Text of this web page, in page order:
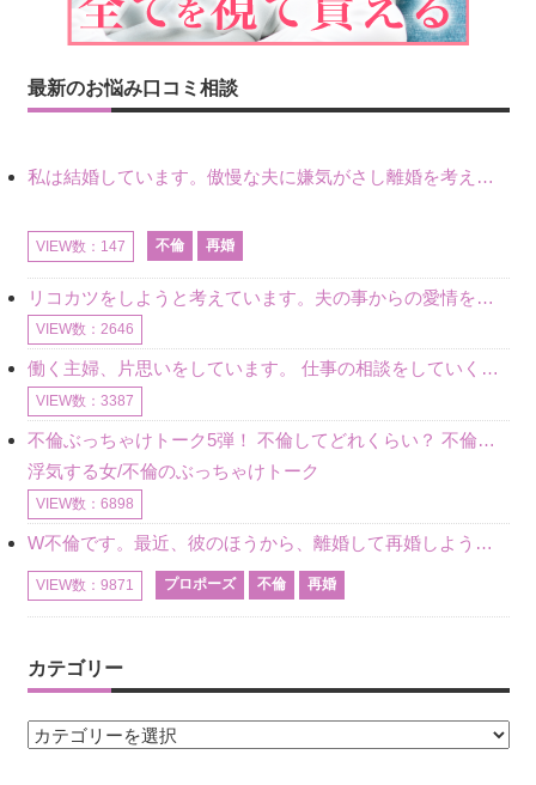
最新のお悩み口コミ相談
私は結婚しています。傲慢な夫に嫌気がさし離婚を考えていたときに、彼と出会いました。彼には恋人がいましたが、話をするうちに、夫とのことを相談するようにな
VIEW数：147 不倫 再婚
リコカツをしようと考えています。夫の事からの愛情を全く感じません。子供がいるので、子供が成長するまではと我慢しています。 まず、お金が必要だと考え、仕事の量も増やしました。ところが、夫は働かず、結局は
VIEW数：2646
働く主婦、片思いをしています。 仕事の相談をしていくうちに、彼のことを好きになりました。私には夫も子供もいます。不倫をしているわけでもなく、もちろん、この気持ちは誰にも話していません。 ラインをする関
VIEW数：3387
不倫ぶっちゃけトーク5弾！ 不倫してどれくらい？ 不倫のあれこれを、なんでもどうぞ♪♪
浮気する女/不倫のぶっちゃけトーク
VIEW数：6898
W不倫です。最近、彼のほうから、離婚して再婚しよう、と言ってきました。ハッキリいうと、そこまでは考えていませんでした。彼を好きな気持ちはあるし、彼なしの生活は考えられません。だけど、離婚して再婚すると
VIEW数：9871 プロポーズ 不倫 再婚
カテゴリー
カ